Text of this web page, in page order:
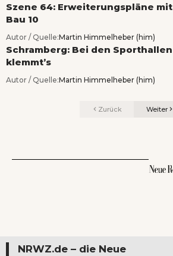
Szene 64: Erweiterungspläne mit
Bau 10
Autor / Quelle:Martin Himmelheber (him)
Schramberg: Bei den Sporthallen
klemmt’s
Autor / Quelle:Martin Himmelheber (him)
Zurück Weiter
NRWZ.de – die Neue